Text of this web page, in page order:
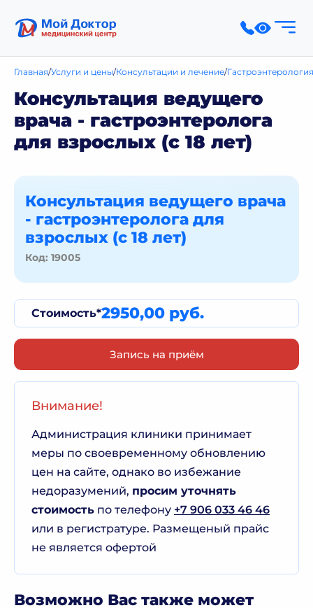
Главная Услуги и цены Консультации и лечение
Консультация ведущего
врача - гастроэнтеролога
для взрослых (с 18 лет)
Консультация ведущего врача
- гастроэнтеролога для
взрослых (с 18 лет)
Код: 19005
Стоимость*2950,00 руб.
Запись на приём
Внимание!
Администрация клиники принимает
меры по своевременному обновлению
цен на сайте, однако во избежание
недоразумений, просим уточнять
стоимость по телефону +7 906 033 46 46
или в регистратуре. Размещеный прайс
не является офертой
Возможно Вас также может